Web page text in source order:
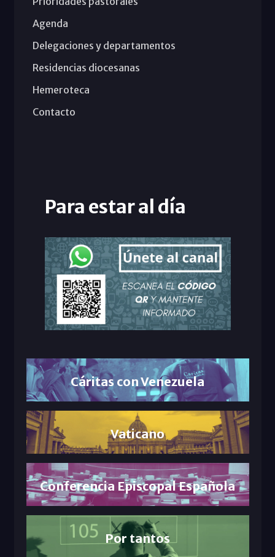
Agenda
Delegaciones y departamentos
Residencias diocesanas
Hemeroteca
Contacto
Para estar al día
Cáritas con Venezuela
Vaticano
Conferencia Episcopal Española
Por tantos